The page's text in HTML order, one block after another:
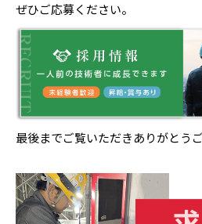
ぜひご応募ください。
最後までご覧いただきありがとう